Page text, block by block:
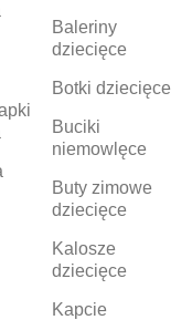
Baleriny
dziecięce
Botki dziecięce
Buciki
niemowlęce
Buty zimowe
dziecięce
Kalosze
dziecięce
Kapcie